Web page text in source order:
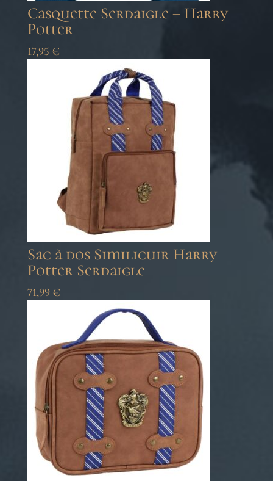
Casquette Serdaigle – Harry
Potter
17,95 €
Sac à dos Similicuir Harry
Potter Serdaigle
71,99 €